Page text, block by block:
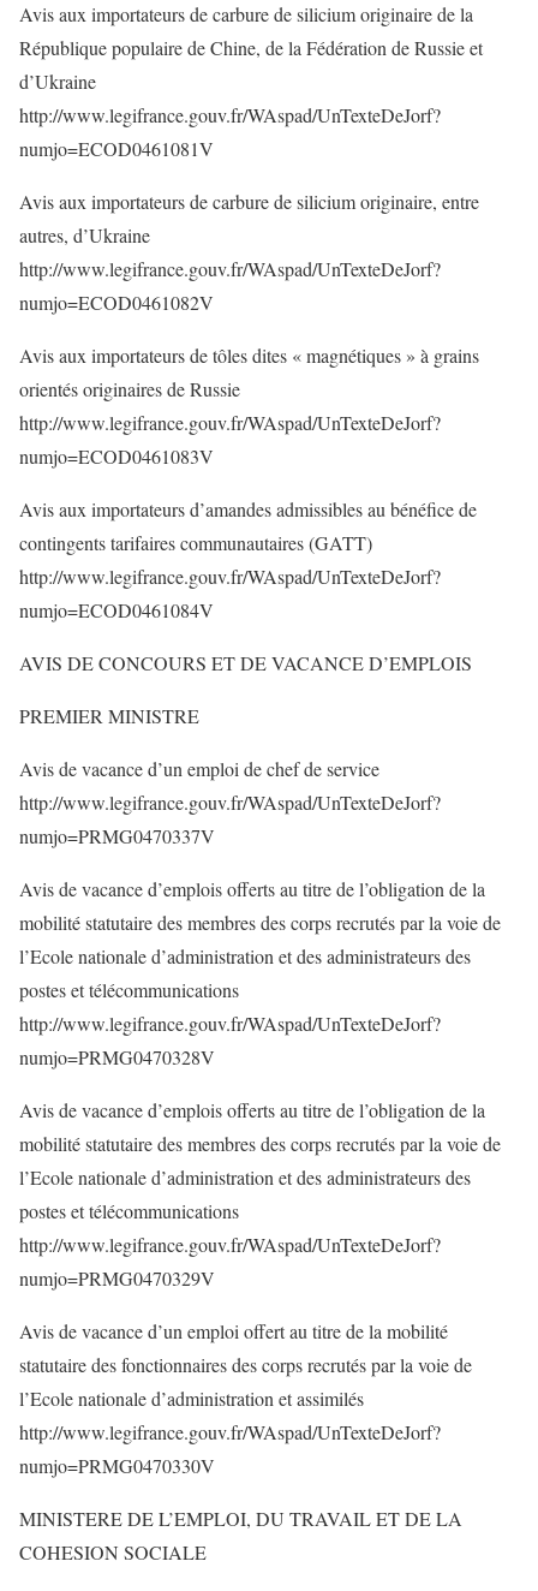
Avis aux importateurs de carbure de silicium originaire de la
République populaire de Chine, de la Fédération de Russie et
d’Ukraine
http://www.legifrance.gouv.fr/WAspad/UnTexteDeJorf?
numjo=ECOD0461081V
Avis aux importateurs de carbure de silicium originaire, entre
autres, d’Ukraine
http://www.legifrance.gouv.fr/WAspad/UnTexteDeJorf?
numjo=ECOD0461082V
Avis aux importateurs de tôles dites « magnétiques » à grains
orientés originaires de Russie
http://www.legifrance.gouv.fr/WAspad/UnTexteDeJorf?
numjo=ECOD0461083V
Avis aux importateurs d’amandes admissibles au bénéfice de
contingents tarifaires communautaires (GATT)
http://www.legifrance.gouv.fr/WAspad/UnTexteDeJorf?
numjo=ECOD0461084V
AVIS DE CONCOURS ET DE VACANCE D’EMPLOIS
PREMIER MINISTRE
Avis de vacance d’un emploi de chef de service
http://www.legifrance.gouv.fr/WAspad/UnTexteDeJorf?
numjo=PRMG0470337V
Avis de vacance d’emplois offerts au titre de l’obligation de la
mobilité statutaire des membres des corps recrutés par la voie de
l’Ecole nationale d’administration et des administrateurs des
postes et télécommunications
http://www.legifrance.gouv.fr/WAspad/UnTexteDeJorf?
numjo=PRMG0470328V
Avis de vacance d’emplois offerts au titre de l’obligation de la
mobilité statutaire des membres des corps recrutés par la voie de
l’Ecole nationale d’administration et des administrateurs des
postes et télécommunications
http://www.legifrance.gouv.fr/WAspad/UnTexteDeJorf?
numjo=PRMG0470329V
Avis de vacance d’un emploi offert au titre de la mobilité
statutaire des fonctionnaires des corps recrutés par la voie de
l’Ecole nationale d’administration et assimilés
http://www.legifrance.gouv.fr/WAspad/UnTexteDeJorf?
numjo=PRMG0470330V
MINISTERE DE L’EMPLOI, DU TRAVAIL ET DE LA
COHESION SOCIALE